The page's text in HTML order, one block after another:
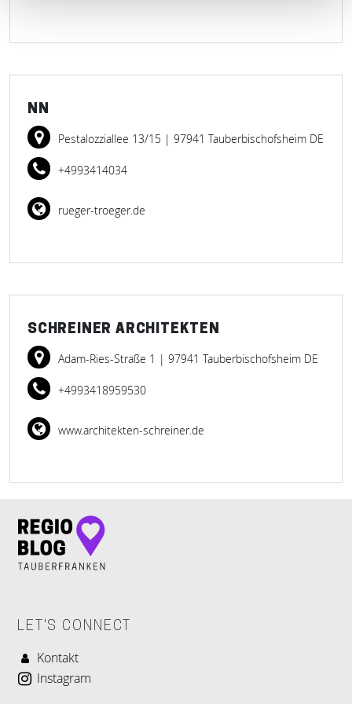
NN
Pestalozziallee 13/15 | 97941 Tauberbischofsheim DE
+4993414034
rueger-troeger.de
SCHREINER ARCHITEKTEN
Adam-Ries-Straße 1 | 97941 Tauberbischofsheim DE
+4993418959530
www.architekten-schreiner.de
LET'S CONNECT
Kontakt
Instagram